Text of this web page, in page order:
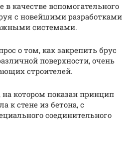
качестве вспомогательного
с новейшими разработками
системами.
о том, как закрепить брус
поверхности, очень
строителей.
котором показан принцип
к стене из бетона, с
соединительного